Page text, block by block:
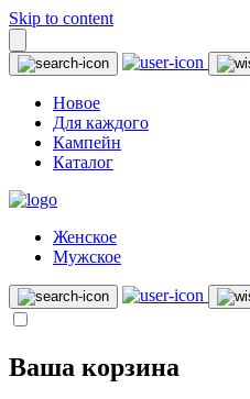
Skip to content
Новое
Для каждого
Кампейн
Каталог
Женское
Мужское
Ваша корзина